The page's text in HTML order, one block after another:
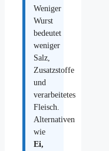
Weniger
Wurst
bedeutet
weniger
Salz,
Zusatzstoffe
und
verarbeitetes
Fleisch.
Alternativen
wie
Ei,